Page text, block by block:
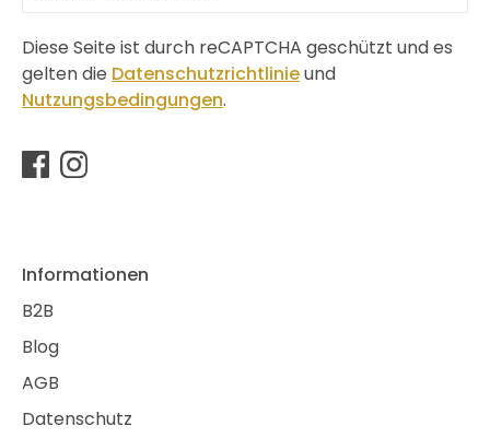
Diese Seite ist durch reCAPTCHA geschützt und es
gelten die Datenschutzrichtlinieund
Nutzungsbedingungen.
Informationen
B2B
Blog
AGB
Datenschutz